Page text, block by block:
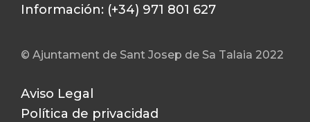
Información: (+34) 971 801 627
© Ajuntament de Sant Josep de Sa Talaia 2022
Aviso Legal
Política de privacidad